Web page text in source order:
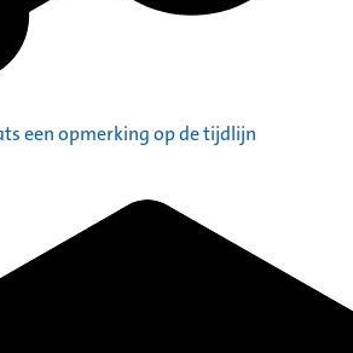
een opmerking op de tijdlijn